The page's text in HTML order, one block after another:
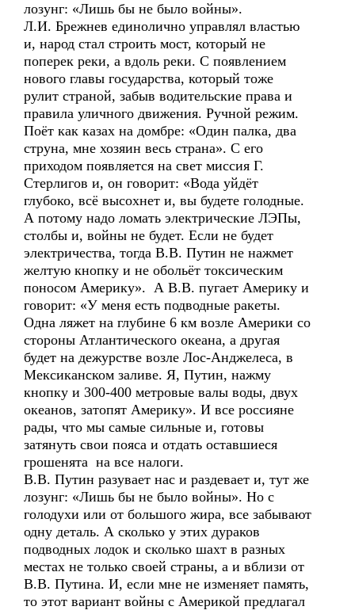
лозунг: «Лишь бы не было войны».
Л.И. Брежнев единолично управлял властью
и, народ стал строить мост, который не
поперек реки, а вдоль реки. С появлением
нового главы государства, который тоже
рулит страной, забыв водительские права и
правила уличного движения. Ручной режим.
Поёт как казах на домбре: «Один палка, два
струна, мне хозяин весь страна». С его
приходом появляется на свет миссия Г.
Стерлигов и, он говорит: «Вода уйдёт
глубоко, всё высохнет и, вы будете голодные.
А потому надо ломать электрические ЛЭПы,
столбы и, войны не будет. Если не будет
электричества, тогда В.В. Путин не нажмет
желтую кнопку и не обольёт токсическим
поносом Америку». А В.В. пугает Америку и
говорит: «У меня есть подводные ракеты.
Одна ляжет на глубине 6 км возле Америки со
стороны Атлантического океана, а другая
будет на дежурстве возле Лос-Анджелеса, в
Мексиканском заливе. Я, Путин, нажму
кнопку и 300-400 метровые валы воды, двух
океанов, затопят Америку». И все россияне
рады, что мы самые сильные и, готовы
затянуть свои пояса и отдать оставшиеся
грошенята на все налоги.
В.В. Путин разувает нас и раздевает и, тут же
лозунг: «Лишь бы не было войны». Но с
голодухи или от большого жира, все забывают
одну деталь. А сколько у этих дураков
подводных лодок и сколько шахт в разных
местах не только своей страны, а и вблизи от
В.В. Путина. И, если мне не изменяет память,
то этот вариант войны с Америкой предлагал